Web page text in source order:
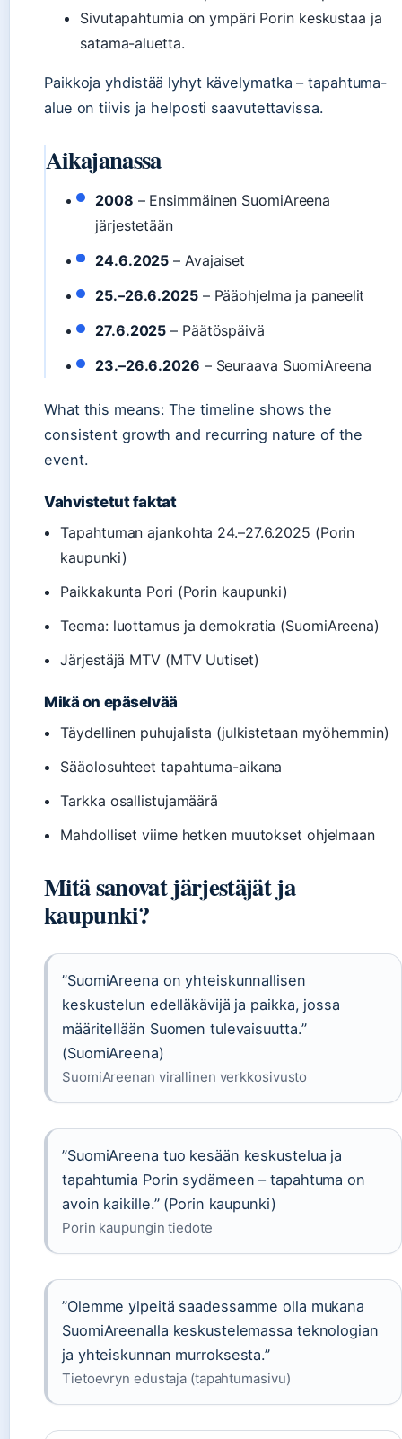
Sivutapahtumia on ympäri Porin keskustaa ja
satama-aluetta.
Paikkoja yhdistää lyhyt kävelymatka – tapahtuma-
alue on tiivis ja helposti saavutettavissa.
Aikajanassa
2008 – Ensimmäinen SuomiAreena
järjestetään
24.6.2025 – Avajaiset
25.–26.6.2025– Pääohjelma ja paneelit
27.6.2025 – Päätöspäivä
23.–26.6.2026 – Seuraava SuomiAreena
What this means: The timeline shows the
consistent growth and recurring nature of the
event.
Vahvistetut faktat
Tapahtuman ajankohta 24.–27.6.2025 (Porin
kaupunki)
Paikkakunta Pori (Porin kaupunki)
Teema: luottamus ja demokratia (SuomiAreena)
Järjestäjä MTV (MTV Uutiset)
Mikä on epäselvää
Täydellinen puhujalista (julkistetaan myöhemmin)
Sääolosuhteet tapahtuma-aikana
Tarkka osallistujamäärä
Mahdolliset viime hetken muutokset ohjelmaan
Mitä sanovat järjestäjät ja
kaupunki?
”SuomiAreena on yhteiskunnallisen
keskustelun edelläkävijä ja paikka, jossa
määritellään Suomen tulevaisuutta.”
(SuomiAreena)
SuomiAreenan virallinen verkkosivusto
”SuomiAreena tuo kesään keskustelua ja
tapahtumia Porin sydämeen – tapahtuma on
avoin kaikille.” (Porin kaupunki)
Porin kaupungin tiedote
”Olemme ylpeitä saadessamme olla mukana
SuomiAreenalla keskustelemassa teknologian
ja yhteiskunnan murroksesta.”
Tietoevryn edustaja (tapahtumasivu)